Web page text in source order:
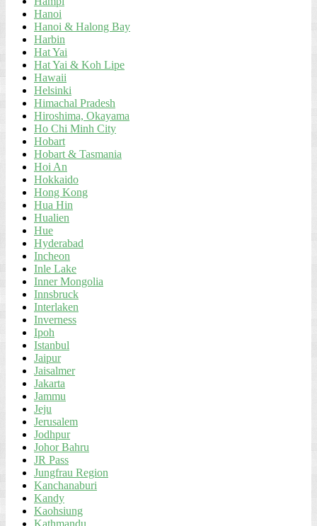
Hanoi
Hanoi & Halong Bay
Harbin
Hat Yai
Hat Yai & Koh Lipe
Hawaii
Helsinki
Himachal Pradesh
Hiroshima, Okayama
Ho Chi Minh City
Hobart
Hobart & Tasmania
Hoi An
Hokkaido
Hong Kong
Hua Hin
Hualien
Hue
Hyderabad
Incheon
Inle Lake
Inner Mongolia
Innsbruck
Interlaken
Inverness
Ipoh
Istanbul
Jaipur
Jaisalmer
Jakarta
Jammu
Jeju
Jerusalem
Jodhpur
Johor Bahru
JR Pass
Jungfrau Region
Kanchanaburi
Kandy
Kaohsiung
Kathmandu